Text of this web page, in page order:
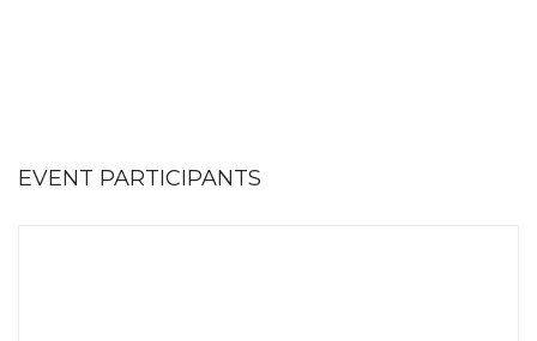
EVENT PARTICIPANTS